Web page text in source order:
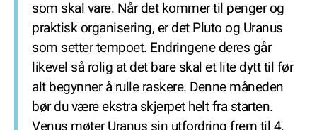
som skal vare. Når det kommer til penger og
praktisk organisering, er det Pluto og Uranus
som setter tempoet. Endringene deres går
likevel så rolig at det bare skal et lite dytt til før
alt begynner å rulle raskere. Denne måneden
bør du være ekstra skjerpet helt fra starten.